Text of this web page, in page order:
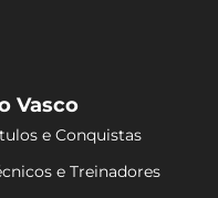
Vasco
e Conquistas
e Treinadores